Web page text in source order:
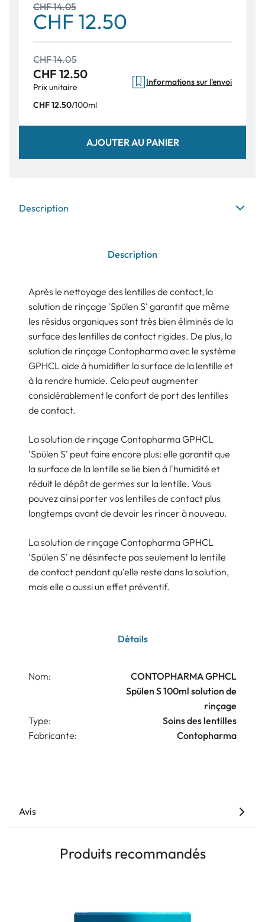
CHF 14.05
CHF 12.50
CHF 14.05
CHF 12.50
Prix unitaire
CHF 12.50/100ml
Informations sur l'envoi
AJOUTER AU PANIER
Description
Description
Après le nettoyage des lentilles de contact, la
solution de rinçage 'Spülen S' garantit que même
les résidus organiques sont très bien éliminés de la
surface des lentilles de contact rigides. De plus, la
solution de rinçage Contopharma avec le système
GPHCL aide à humidifier la surface de la lentille et
à la rendre humide. Cela peut augmenter
considérablement le confort de port des lentilles
de contact.
La solution de rinçage Contopharma GPHCL
'Spülen S' peut faire encore plus: elle garantit que
la surface de la lentille se lie bien à l'humidité et
réduit le dépôt de germes sur la lentille. Vous
pouvez ainsi porter vos lentilles de contact plus
longtemps avant de devoir les rincer à nouveau.
La solution de rinçage Contopharma GPHCL
'Spülen S' ne désinfecte pas seulement la lentille
de contact pendant qu'elle reste dans la solution,
mais elle a aussi un effet préventif.
Détails
Nom:
CONTOPHARMA GPHCL
Spülen S 100ml solution de
rinçage
Type:
Soins des lentilles
Fabricante:
Contopharma
Avis
Produits recommandés